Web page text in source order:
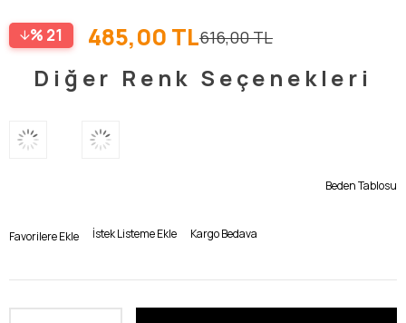
21 616,00 TL
485,00 TL
Diğer Renk Seçenekleri
Beden Tablosu
Favorilere Ekle İstek Listeme Ekle Kargo Bedava